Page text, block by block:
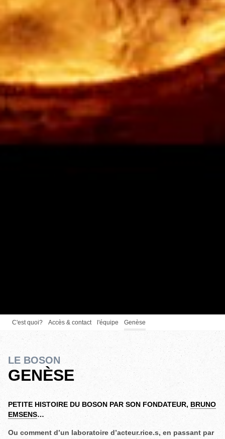
C'est quoi? Accès & contact l'équipe Genèse
LE BOSON
GENÈSE
PETITE HISTOIRE DU BOSON PAR SON FONDATEUR,BRUNO
EMSENS…
Ou comment d’un laboratoire d’acteur.rice.s, en passant par